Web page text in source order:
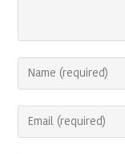
your
username
your